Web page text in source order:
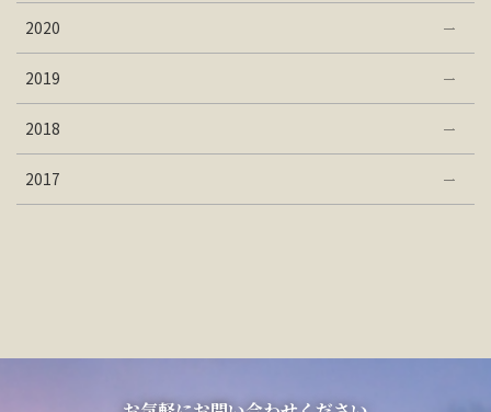
2020
2019
2018
2017